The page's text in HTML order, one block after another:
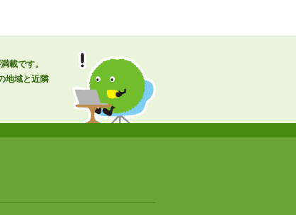
載です。
地域と近隣